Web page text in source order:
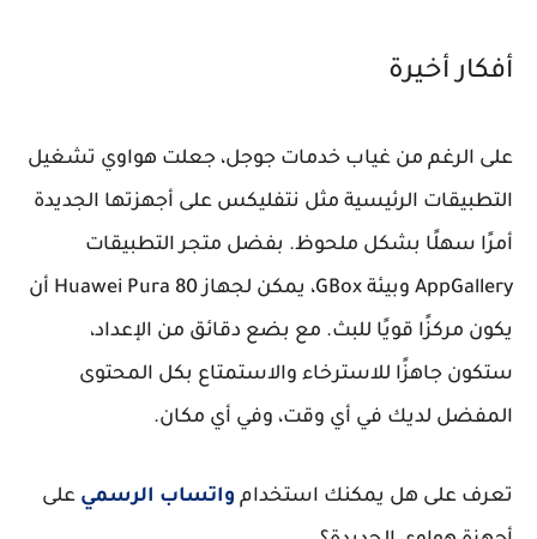
أفكار أخيرة
على الرغم من غياب خدمات جوجل، جعلت هواوي تشغيل
التطبيقات الرئيسية مثل نتفليكس على أجهزتها الجديدة
أمرًا سهلًا بشكل ملحوظ. بفضل متجر التطبيقات
AppGallery وبيئة GBox، يمكن لجهاز Huawei Pura 80 أن
يكون مركزًا قويًا للبث. مع بضع دقائق من الإعداد،
ستكون جاهزًا للاسترخاء والاستمتاع بكل المحتوى
المفضل لديك في أي وقت، وفي أي مكان.
تعرف على هل يمكنك استخدام واتساب الرسمي على